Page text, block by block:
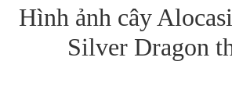
Hình ảnh cây
Silver Dragon